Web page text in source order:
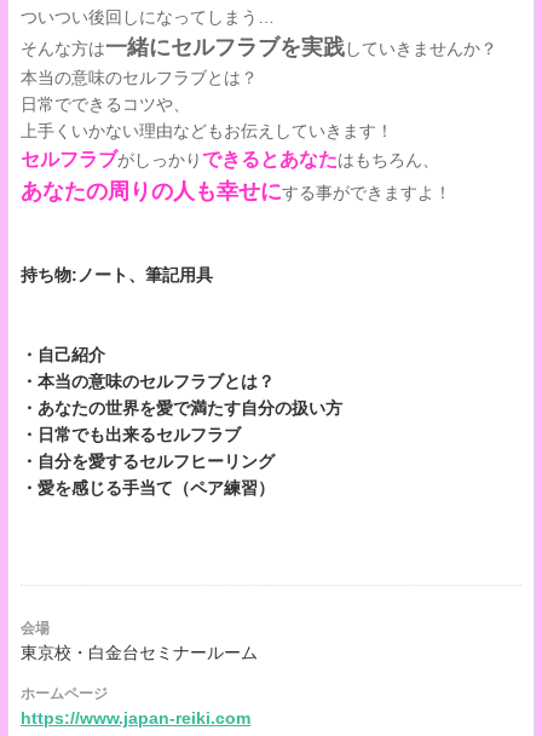
ついつい後回しになってしまう…
そんな方は一緒にセルフラブを実践していきませんか？
本当の意味のセルフラブとは？
日常でできるコツや、
上手くいかない理由などもお伝えしていきます！
セルフラブがしっかりできるとあなたはもちろん、
あなたの周りの人も幸せにする事ができますよ！
持ち物:ノート、筆記用具
・自己紹介
・本当の意味のセルフラブとは？
・あなたの世界を愛で満たす自分の扱い方
・日常でも出来るセルフラブ
・自分を愛するセルフヒーリング
・愛を感じる手当て（ペア練習）
会場
東京校・白金台セミナールーム
ホームページ
https://www.japan-reiki.com